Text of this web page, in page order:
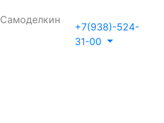
Самоделкин
+7(938)-524-
31-00